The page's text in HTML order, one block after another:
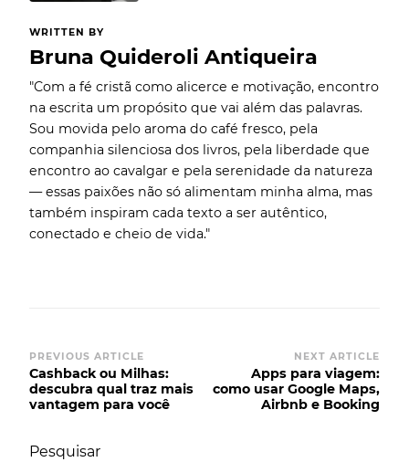
WRITTEN BY
Bruna Quideroli Antiqueira
"Com a fé cristã como alicerce e motivação, encontro
na escrita um propósito que vai além das palavras.
Sou movida pelo aroma do café fresco, pela
companhia silenciosa dos livros, pela liberdade que
encontro ao cavalgar e pela serenidade da natureza
— essas paixões não só alimentam minha alma, mas
também inspiram cada texto a ser autêntico,
conectado e cheio de vida."
PREVIOUS ARTICLE
Cashback ou Milhas:
descubra qual traz mais
vantagem para você
NEXT ARTICLE
Apps para viagem:
como usar Google Maps,
Airbnb e Booking
Pesquisar